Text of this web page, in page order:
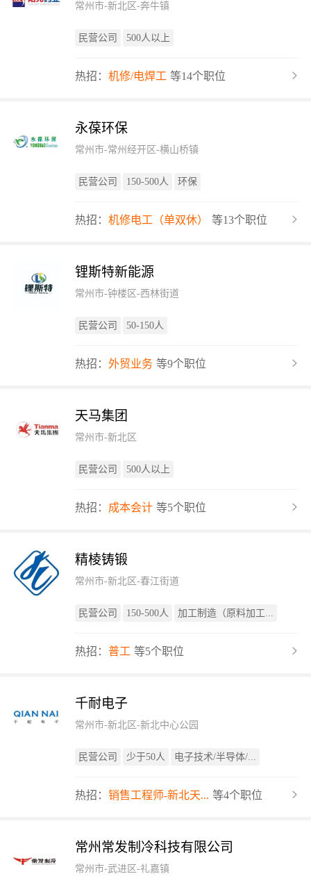
常州市-新北区-奔牛镇
民营公司 500人以上
热招： 机修/电焊工 等14个职位
永葆环保
常州市-常州经开区-横山桥镇
民营公司 150-500人 环保
热招： 机修电工（单双休） 等13个职位
锂斯特新能源
常州市-钟楼区-西林街道
民营公司 50-150人
热招： 外贸业务 等9个职位
天马集团
常州市-新北区
民营公司 500人以上
热招： 成本会计 等5个职位
精棱铸锻
常州市-新北区-春江街道
民营公司 150-500人 加工制造（原料加工...
热招： 普工 等5个职位
千耐电子
常州市-新北区-新北中心公园
民营公司 少于50人 电子技术/半导体/...
热招： 销售工程师-新北天... 等4个职位
常州常发制冷科技有限公司
常州市-武进区-礼嘉镇